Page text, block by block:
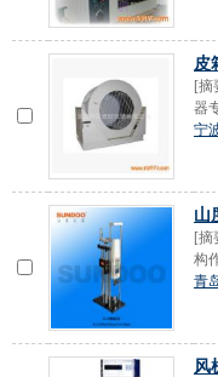
皮
[摘
器
宁
山
[摘
构
青
风